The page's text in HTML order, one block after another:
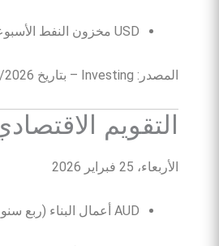
USD مخزون النفط الأسبوعي: -0.609M
المصدر: Investing – بتاريخ 25/02/2026
التقويم
الأربعاء، 25 فبراير 2026
AUD أعمال البناء (ربع سنوي)